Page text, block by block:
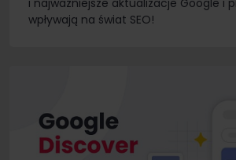
wpływają na świat SEO!